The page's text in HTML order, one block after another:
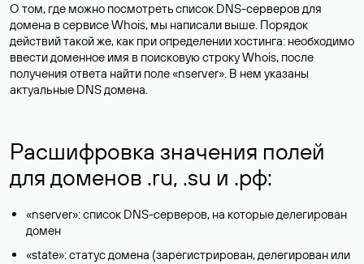
О том, где можно посмотреть список DNS-серверов для
домена в сервисе Whois, мы написали выше. Порядок
действий такой же, как при определении хостинга: необходимо
ввести доменное имя в поисковую строку Whois, после
получения ответа найти поле «nserver». В нем указаны
актуальные DNS домена.
Расшифровка значения полей
для доменов .ru, .su и .рф:
«nserver»: список DNS-серверов, на которые делегирован
домен
«state»: статус домена (зарегистрирован, делегирован или